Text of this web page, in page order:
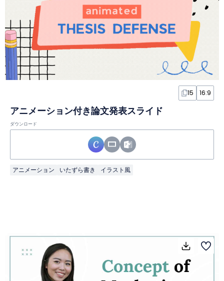
15 16:9
アニメーション付き論文発表スライド
ダウンロード
アニメーション いたずら書き イラスト風